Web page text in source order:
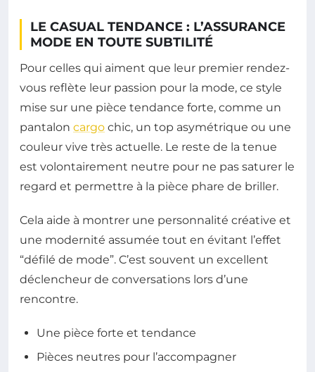
LE CASUAL TENDANCE : L’ASSURANCE
MODE EN TOUTE SUBTILITÉ
Pour celles qui aiment que leur premier rendez-
vous reflète leur passion pour la mode, ce style
mise sur une pièce tendance forte, comme un
pantalon cargo chic, un top asymétrique ou une
couleur vive très actuelle. Le reste de la tenue
est volontairement neutre pour ne pas saturer le
regard et permettre à la pièce phare de briller.
Cela aide à montrer une personnalité créative et
une modernité assumée tout en évitant l’effet
“défilé de mode”. C’est souvent un excellent
déclencheur de conversations lors d’une
rencontre.
Une pièce forte et tendance
Pièces neutres pour l’accompagner